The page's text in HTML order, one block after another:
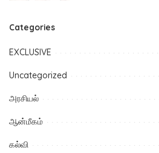
Categories
EXCLUSIVE
Uncategorized
அரசியல்
ஆன்மீகம்
கல்வி